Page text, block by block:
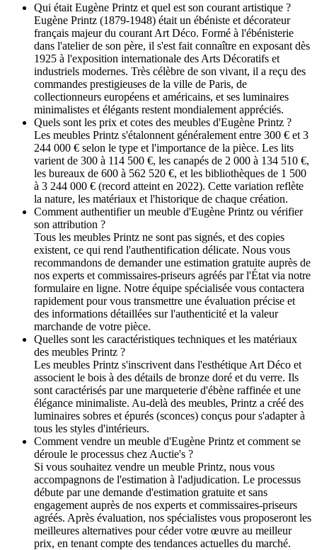
Qui était Eugène Printz et quel est son courant artistique ?
Eugène Printz (1879-1948) était un ébéniste et décorateur
français majeur du courant Art Déco. Formé à l'ébénisterie
dans l'atelier de son père, il s'est fait connaître en exposant dès
1925 à l'exposition internationale des Arts Décoratifs et
industriels modernes. Très célèbre de son vivant, il a reçu des
commandes prestigieuses de la ville de Paris, de
collectionneurs européens et américains, et ses luminaires
minimalistes et élégants restent mondialement appréciés.
Quels sont les prix et cotes des meubles d'Eugène Printz ?
Les meubles Printz s'étalonnent généralement entre 300 € et 3
244 000 € selon le type et l'importance de la pièce. Les lits
varient de 300 à 114 500 €, les canapés de 2 000 à 134 510 €,
les bureaux de 600 à 562 520 €, et les bibliothèques de 1 500
à 3 244 000 € (record atteint en 2022). Cette variation reflète
la nature, les matériaux et l'historique de chaque création.
Comment authentifier un meuble d'Eugène Printz ou vérifier
son attribution ?
Tous les meubles Printz ne sont pas signés, et des copies
existent, ce qui rend l'authentification délicate. Nous vous
recommandons de demander une estimation gratuite auprès de
nos experts et commissaires-priseurs agréés par l'État via notre
formulaire en ligne. Notre équipe spécialisée vous contactera
rapidement pour vous transmettre une évaluation précise et
des informations détaillées sur l'authenticité et la valeur
marchande de votre pièce.
Quelles sont les caractéristiques techniques et les matériaux
des meubles Printz ?
Les meubles Printz s'inscrivent dans l'esthétique Art Déco et
associent le bois à des détails de bronze doré et du verre. Ils
sont caractérisés par une marqueterie d'ébène raffinée et une
élégance minimaliste. Au-delà des meubles, Printz a créé des
luminaires sobres et épurés (sconces) conçus pour s'adapter à
tous les styles d'intérieurs.
Comment vendre un meuble d'Eugène Printz et comment se
déroule le processus chez Auctie's ?
Si vous souhaitez vendre un meuble Printz, nous vous
accompagnons de l'estimation à l'adjudication. Le processus
débute par une demande d'estimation gratuite et sans
engagement auprès de nos experts et commissaires-priseurs
agréés. Après évaluation, nos spécialistes vous proposeront les
meilleures alternatives pour céder votre œuvre au meilleur
prix, en tenant compte des tendances actuelles du marché.